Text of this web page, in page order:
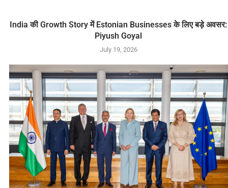
India की Growth Story में Estonian Businesses के लिए बड़े अवसर:
Piyush Goyal
July 19, 2026